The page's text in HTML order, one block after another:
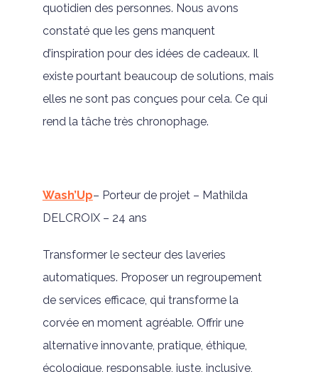
quotidien des personnes. Nous avons
constaté que les gens manquent
d’inspiration pour des idées de cadeaux. Il
existe pourtant beaucoup de solutions, mais
elles ne sont pas conçues pour cela. Ce qui
rend la tâche très chronophage.
Wash’Up– Porteur de projet – Mathilda
DELCROIX – 24 ans
Transformer le secteur des laveries
automatiques. Proposer un regroupement
de services efficace, qui transforme la
corvée en moment agréable. Offrir une
alternative innovante, pratique, éthique,
écologique, responsable, juste, inclusive,